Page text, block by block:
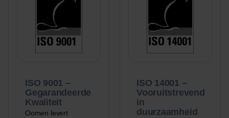
ISO 9001 –
Gegarandeerde
Kwaliteit
Oomen levert
ISO 14001 –
Vooruitstrevend
in
duurzaamheid